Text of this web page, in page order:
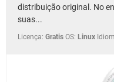
distribuição original. No
suas...
Licença: Gratis OS: Linux